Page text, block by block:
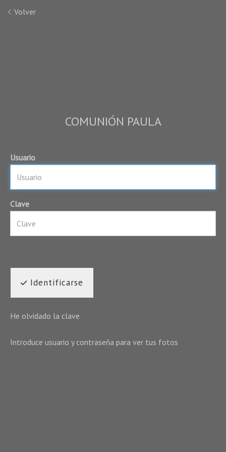
Volver
COMUNIÓN PAULA
Usuario
Clave
Identificarse
He olvidado la clave
Introduce usuario y contraseña para ver tus fotos